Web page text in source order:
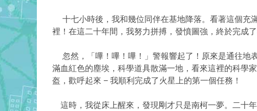
十七小時後，我和幾位同伴在基地降落。看著這個充
裡！在這二十年間，我努力拼搏，發憤圖強，終於完成
忽然，「嗶！嗶！嗶！」警報響起了！原來是通往地
滿血紅色的塵埃，科學道具散滿一地，看來這裡的科學
盔，歡呼起來 − 我順利完成了火星上的第一個任務！
這時，我從床上醒來，發現剛才只是南柯一夢。二十